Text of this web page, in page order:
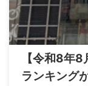
【令和8年
ランキング